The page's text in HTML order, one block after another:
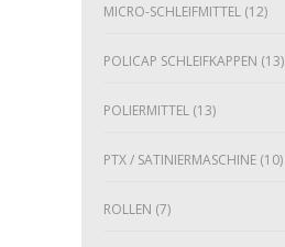
MICRO-SCHLEIFMITTEL (12)
POLICAP SCHLEIFKAPPEN (13)
POLIERMITTEL (13)
PTX / SATINIERMASCHINE (10)
ROLLEN (7)